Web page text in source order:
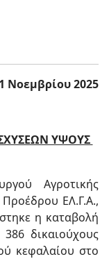
Νοεμβρίου 2025
ΥΨΟΥΣ
Αγροτικής
ΕΛ.Γ.Α.,
η καταβολή
δικαιούχους
κεφαλαίου στο